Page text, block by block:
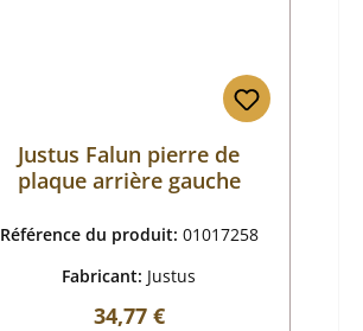
Justus Falun pierre de
plaque arrière gauche
Référence du produit: 01017258
Fabricant: Justus
Prix régulier :
34,77 €